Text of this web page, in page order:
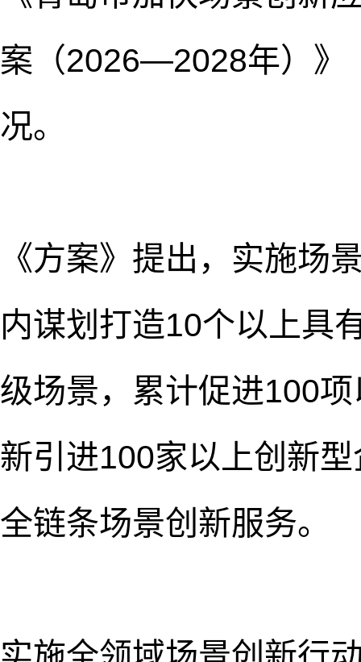
案（2026—2028年）》
况。
《方案》提出，实施场
内谋划打造10个以上具
级场景，累计促进100
新引进100家以上创新
全链条场景创新服务。